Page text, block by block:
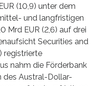
(10,9) unter dem
und langfristigen
Mrd EUR (2,6) auf drei
Securities and
registrierte
nahm die Förderbank
des Austral-Dollar-